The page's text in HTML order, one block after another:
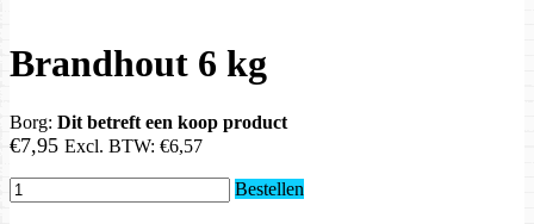
Brandhout 6 kg
Borg: Dit betreft een koop product
€7,95 Excl. BTW: €6,57
Bestellen